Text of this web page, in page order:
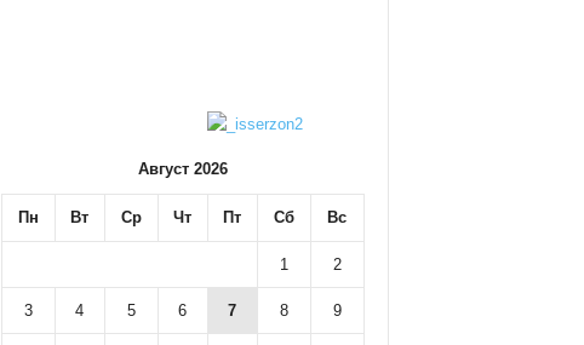
Август 2026
Пн Вт Ср Чт Пт Сб Вс
1 2
3 4 5 6 7 8 9